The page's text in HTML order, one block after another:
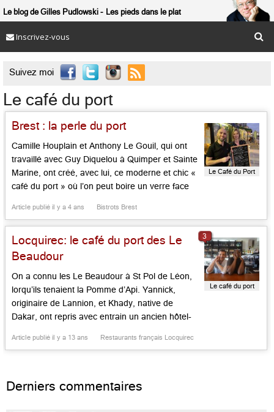
Le blog de Gilles Pudlowski Les pieds dans le plat
Inscrivez-vous
Suivez moi 
Le café du port
Brest : la perle du port
Camille Houplain et Anthony Le Gouil, qui ont
travaillé avec Guy Diquelou à Quimper et Sainte
Marine, ont créé, avec lui, ce moderne et chic «
café du port » où l’on peut boire un verre face
comme le carpaccio de Saint-Jacques aux
agrumes, avec son huile […]...
Article publié il y a 4 ans Bistrots Brest
Le Café du Port
Locquirec: le café du port des Le
Beaudour
On a connu les Le Beaudour à St Pol de Léon,
lorqu’ils tenaient la Pomme d’Api. Yannick,
originaire de Lannion, et Khady, native de
Dakar, ont repris avec entrain un ancien hôtel-
pas encore de chambres en fonction, mais la
Article publié il y a 13 ans Restaurants français Locquirec
Le café du port
3
Derniers commentaires